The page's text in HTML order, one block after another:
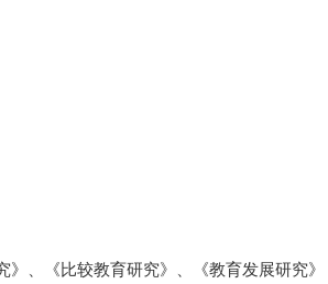
、《比较教育研究》、《教育发展研究》